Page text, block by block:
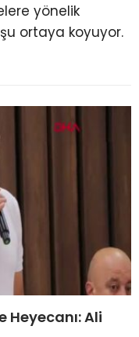
yönelik
ortaya koyuyor.
Heyecanı: Ali